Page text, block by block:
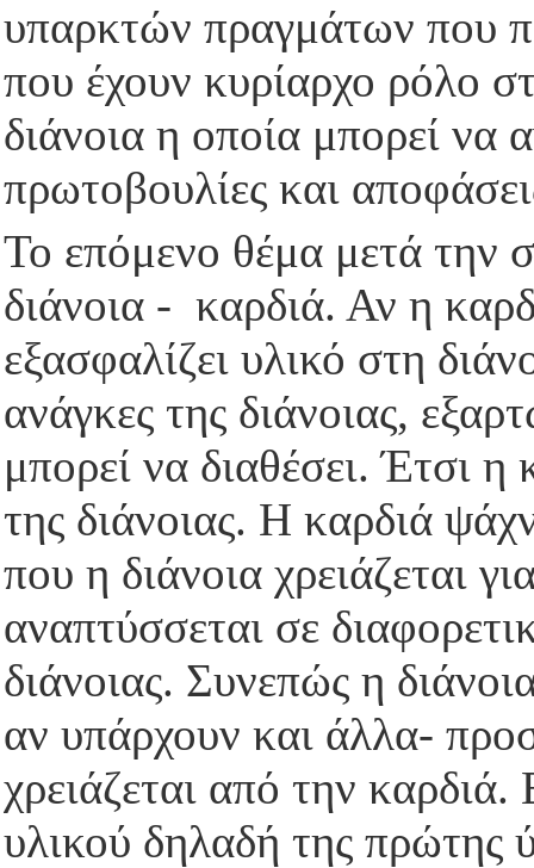
υπαρκτών πραγμάτων που
που έχουν κυρίαρχο ρόλο
διάνοια η οποία μπορεί να
πρωτοβουλίες και
Το επόμενο θέμα μετά την
διάνοια - καρδιά. Αν η
εξασφαλίζει υλικό στη
ανάγκες της διάνοιας,
μπορεί να διαθέσει. Έτσι η
της διάνοιας. Η καρδιά
που η διάνοια χρειάζεται
αναπτύσσεται σε
διάνοιας. Συνεπώς η
αν υπάρχουν και άλλα-
χρειάζεται από την
υλικού δηλαδή της πρώτης